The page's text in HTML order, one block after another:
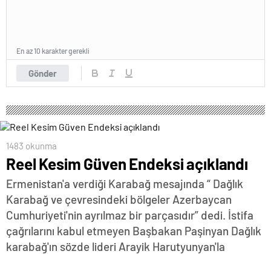
Gönder
En az 10 karakter gerekli
1483 okunma
Reel Kesim Güven Endeksi açıklandı
Ermenistan'a verdiği Karabağ mesajında “ Dağlık
Karabağ ve çevresindeki bölgeler Azerbaycan
Cumhuriyeti'nin ayrılmaz bir parçasıdır” dedi. İstifa
çağrılarını kabul etmeyen Başbakan Paşinyan Dağlık
karabağ'ın sözde lideri Arayik Harutyunyan'la